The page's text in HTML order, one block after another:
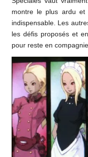
montre le plus ardu et
indispensable. Les
les défis proposés et
pour reste en